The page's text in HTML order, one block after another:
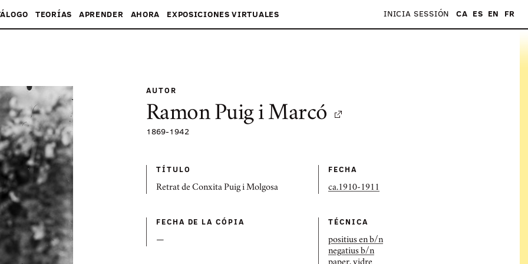
TEORÍAS APRENDER AHORA EXPOSICIONES VIRTUALES INICIA SESSIÓN CA ES EN FR
AUTOR
Ramon Puig i Marcó
1869-1942
TÍTULO
Retrat de Conxita Puig i Molgosa
FECHA
ca.1910-1911
FECHA DE LA CÓPIA
—
TÉCNICA
positius en b/n
negatius b/n